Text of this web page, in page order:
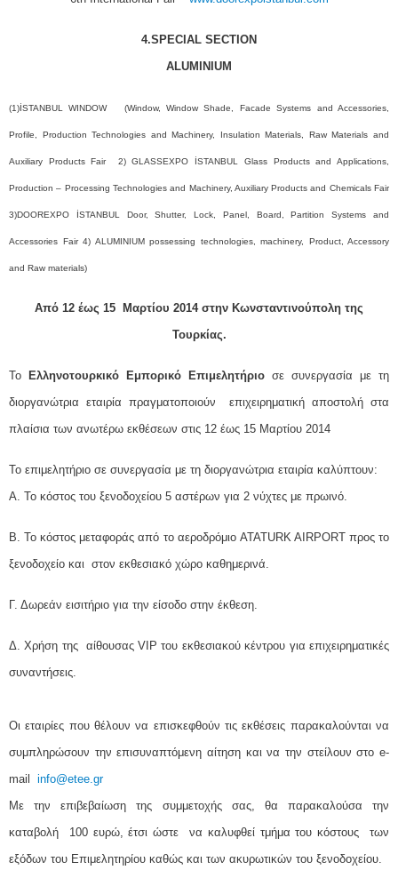
4.SPECIAL SECTION
ALUMINIUM
(1)İSTANBUL WINDOW (Window, Window Shade, Facade Systems and Accessories,
Profile, Production Technologies and Machinery, Insulation Materials, Raw Materials and
Auxiliary Products Fair 2) GLASSEXPO İSTANBUL Glass Products and Applications,
Production – Processing Technologies and Machinery, Auxiliary Products and Chemicals Fair
3)DOOREXPO İSTANBUL Door, Shutter, Lock, Panel, Board, Partition Systems and
Accessories Fair 4) ALUMINIUM possessing technologies, machinery, Product, Accessory
and Raw materials)
Από 12 έως 15 Μαρτίου 2014 στην Κωνσταντινούπολη της
Τουρκίας.
Το Ελληνοτουρκικό Εμπορικό Επιμελητήριο σε συνεργασία με τη
διοργανώτρια εταιρία πραγματοποιούν επιχειρηματική αποστολή στα
πλαίσια των ανωτέρω εκθέσεων στις 12 έως 15 Μαρτίου 2014
Το επιμελητήριο σε συνεργασία με τη διοργανώτρια εταιρία καλύπτουν:
Α. Το κόστος του ξενοδοχείου 5 αστέρων για 2 νύχτες με πρωινό.
Β. Το κόστος μεταφοράς από το αεροδρόμιο ATATURK AIRPORT προς το
ξενοδοχείο και στον εκθεσιακό χώρο καθημερινά.
Γ. Δωρεάν εισιτήριο για την είσοδο στην έκθεση.
Δ. Χρήση της αίθουσας VIP του εκθεσιακού κέντρου για επιχειρηματικές
συναντήσεις.
Οι εταιρίες που θέλουν να επισκεφθούν τις εκθέσεις παρακαλούνται να
συμπληρώσουν την επισυναπτόμενη αίτηση και να την στείλουν στo e-
mail info@etee.gr
Με την επιβεβαίωση της συμμετοχής σας, θα παρακαλούσα την
καταβολή 100 ευρώ, έτσι ώστε να καλυφθεί τμήμα του κόστους των
εξόδων του Επιμελητηρίου καθώς και των ακυρωτικών του ξενοδοχείου.